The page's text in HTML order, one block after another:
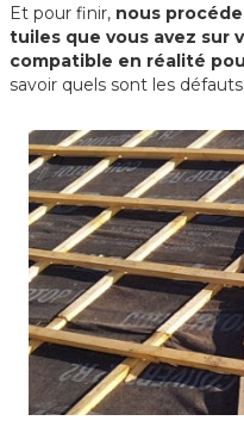
Et pour finir, nous
tuiles que vous avez sur
compatible en réalité
savoir quels sont les